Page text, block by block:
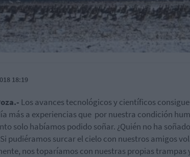
18:19
Los avances tecnológicos y científicos
más a experiencias que por nuestra condición
solo habíamos podido soñar. ¿Quién no ha
pudiéramos surcar el cielo con nuestros amigos
nos toparíamos con nuestras propias trampas